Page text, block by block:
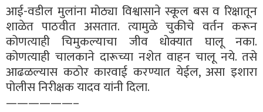
आई-वडील मुलांना मोठ्या विश्वासाने स्कूल बस व रिक्षातून
शाळेत पाठवीत असतात. त्यामुळे चुकीचे वर्तन करून
कोणत्याही चिमुकल्याचा जीव धोक्यात घालू नका.
कोणत्याही चालकाने दारूच्या नशेत वाहन चालू नये. तसे
आढळल्यास कठोर कारवाई करण्यात येईल, असा इशारा
पोलीस निरीक्षक यादव यांनी दिला.
——————–